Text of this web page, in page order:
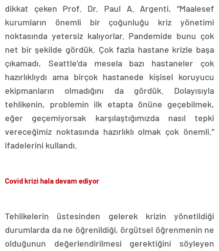
dikkat çeken Prof. Dr. Paul A. Argenti, “Maalesef
kurumların önemli bir çoğunluğu kriz yönetimi
noktasında yetersiz kalıyorlar. Pandemide bunu çok
net bir şekilde gördük. Çok fazla hastane krizle başa
çıkamadı, Seattle’da mesela bazı hastaneler çok
hazırlıklıydı ama birçok hastanede kişisel koruyucu
ekipmanların olmadığını da gördük. Dolayısıyla
tehlikenin, problemin ilk etapta önüne geçebilmek,
eğer geçemiyorsak karşılaştığımızda nasıl tepki
vereceğimiz noktasında hazırlıklı olmak çok önemli.”
ifadelerini kullandı.
Covid krizi hala devam ediyor
Tehlikelerin üstesinden gelerek krizin yönetildiği
durumlarda da ne öğrenildiği, örgütsel öğrenmenin ne
olduğunun değerlendirilmesi gerektiğini söyleyen